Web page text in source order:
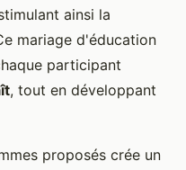
ainsi la
mariage d'éducation
participant
, tout en développant
proposés crée un